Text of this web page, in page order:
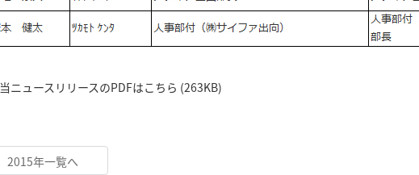
当ニュースリリースのPDFはこちら (263KB)
2015年一覧へ